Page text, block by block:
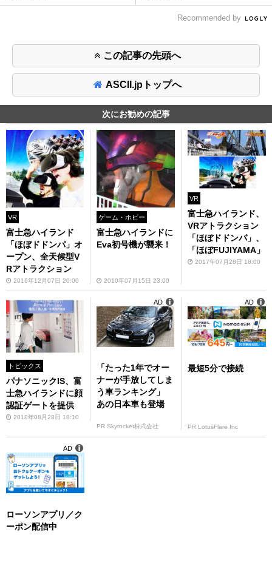
Recommended by
この記事の先頭へ
ASCII.jpトップへ
次にお勧めの記事
VR
富士急ハイランド
「ほぼドドンパ」オ
ープン、全天候型V
Rアトラクション
2016年12月07日 20:00
ゲーム・ホビー
富士急ハイランドに
Eva初号機が襲来！
2010年07月15日 23:00
VR
富士急ハイランド、
VRアトラクション
「ほぼドドンパ」、
「ほぼFUJIYAMA」
2017年07月28日 18:00
トピックス
パナソニックIS、富
士急ハイランドに顔
認証ゲートを提供
2018年08月28日 18:10
「たった1年でオー
ナーが手放してしま
う車ランキング」
あの日本車も登場
PR Skyrocket株式会社
AD
最短5分で接続
PR LotusFlare Inc
AD
ローソンアプリ／ク
ーポン配信中
AD